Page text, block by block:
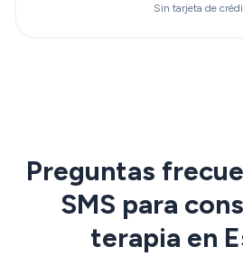
Sin tarjeta de
Preguntas
SMS para
terapia en